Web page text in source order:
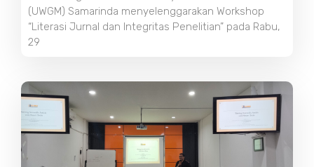
(UWGM) Samarinda menyelenggarakan Workshop
“Literasi Jurnal dan Integritas Penelitian” pada Rabu,
29